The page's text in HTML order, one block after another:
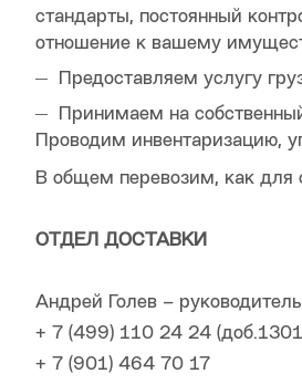
стандарты, постоянный
отношение к вашему
Предоставляем услугу
Принимаем на
Проводим инвентаризацию,
В общем перевозим, как для
ОТДЕЛ ДОСТАВКИ
Андрей Голев –
+ 7 (499) 110 24 24
+ 7 (901) 464 70 17